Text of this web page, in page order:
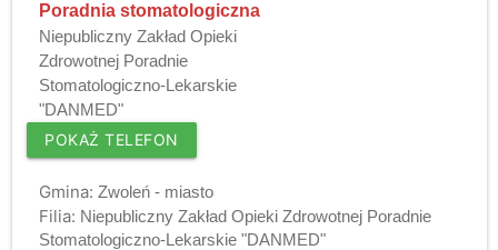
Poradnia stomatologiczna
Niepubliczny Zakład Opieki
Zdrowotnej Poradnie
Stomatologiczno-Lekarskie
"DANMED"
POKAŻ TELEFON
Gmina: Zwoleń - miasto
Filia: Niepubliczny Zakład Opieki Zdrowotnej Poradnie
Stomatologiczno-Lekarskie "DANMED"